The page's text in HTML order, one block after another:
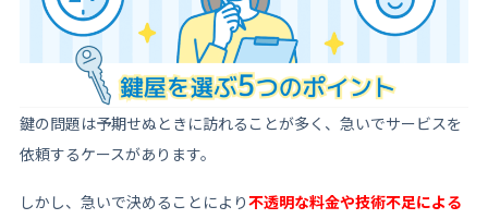
鍵の問題は予期せぬときに訪れることが多く、急いでサービスを
依頼するケースがあります。
しかし、急いで決めることにより不透明な料金や技術不足による